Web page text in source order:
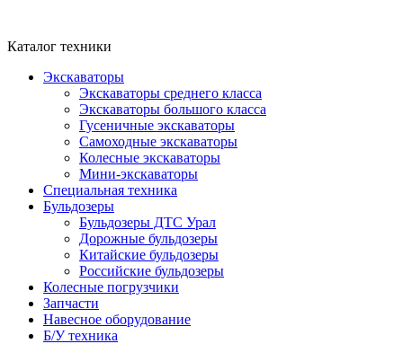
Каталог техники
Экскаваторы
Экскаваторы среднего класса
Экскаваторы большого класса
Гусеничные экскаваторы
Самоходные экскаваторы
Колесные экскаваторы
Мини-экскаваторы
Специальная техника
Бульдозеры
Бульдозеры ДТС Урал
Дорожные бульдозеры
Китайские бульдозеры
Российские бульдозеры
Колесные погрузчики
Запчасти
Навесное оборудование
Б/У техника